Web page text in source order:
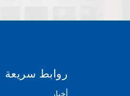
روابط سريعة